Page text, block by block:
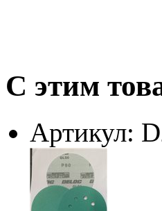
С этим
Артикул: